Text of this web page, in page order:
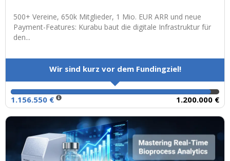
500+ Vereine, 650k Mitglieder, 1 Mio. EUR ARR und neue
Payment-Features: Kurabu baut die digitale Infrastruktur für
den...
Wir sind kurz vor dem Fundingziel!
1.156.550 € 1.200.000 €